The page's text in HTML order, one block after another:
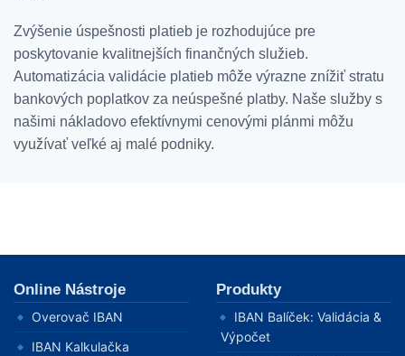
Zvýšenie úspešnosti platieb je rozhodujúce pre
poskytovanie kvalitnejších finančných služieb.
Automatizácia validácie platieb môže výrazne znížiť stratu
bankových poplatkov za neúspešné platby. Naše služby s
našimi nákladovo efektívnymi cenovými plánmi môžu
využívať veľké aj malé podniky.
Online Nástroje
Overovač IBAN
IBAN Kalkulačka
Produkty
IBAN Balíček: Validácia &
Výpočet